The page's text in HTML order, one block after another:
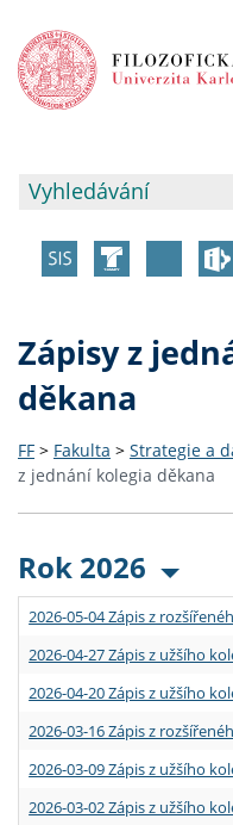
Zápisy z
děkana
FF > Fakulta > Strategie a
z jednání kolegia děkana
Rok 2026
2026-05-04 Zápis z
2026-04-27 Zápis z užšího
2026-04-20 Zápis z užšího
2026-03-16 Zápis z
2026-03-09 Zápis z užšího
2026-03-02 Zápis z užšího